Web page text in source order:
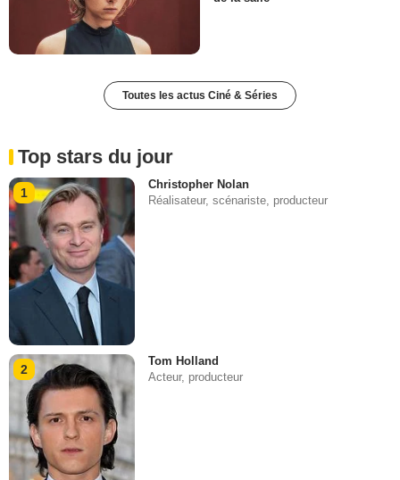
Toutes les actus Ciné & Séries
Top stars du jour
1
Christopher Nolan
Réalisateur, scénariste, producteur
2
Tom Holland
Acteur, producteur